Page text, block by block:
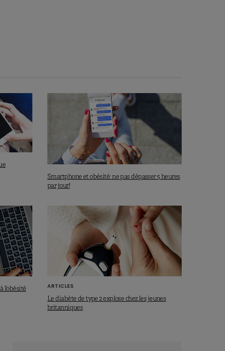
Smartphone et obésité: ne pas dépasser 5 heures
par jour!
l’obésité ARTICLES
Le diabète de type 2 explose chez les jeunes
britanniques